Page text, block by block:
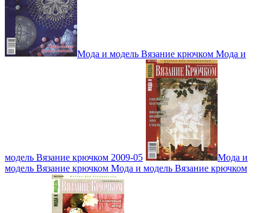
Мода и модель Вязание крючком Мода и
модель Вязание крючком 2009-05
Мода и
модель Вязание крючком Мода и модель Вязание крючком